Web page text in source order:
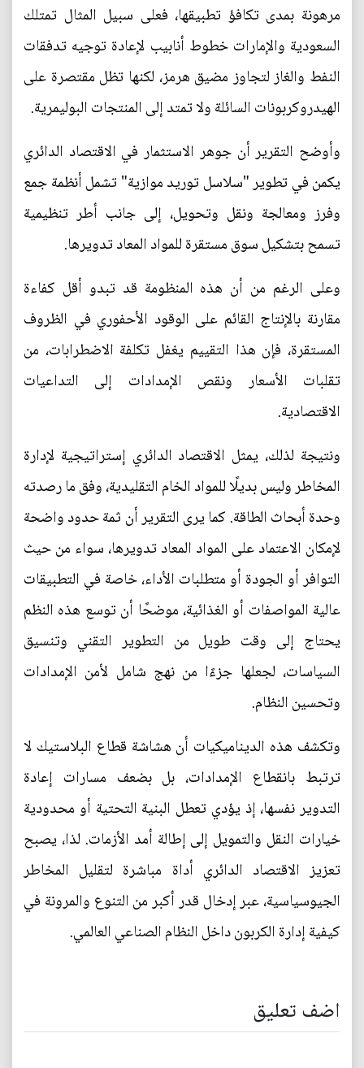
مرهونة بمدى تكافؤ تطبيقها، فعلى سبيل المثال تمتلك
السعودية والإمارات خطوط أنابيب لإعادة توجيه تدفقات
النفط والغاز لتجاوز مضيق هرمز، لكنها تظل مقتصرة على
الهيدروكربونات السائلة ولا تمتد إلى المنتجات البوليمرية.
وأوضح التقرير أن جوهر الاستثمار في الاقتصاد الدائري
يكمن في تطوير "سلاسل توريد موازية" تشمل أنظمة جمع
وفرز ومعالجة ونقل وتحويل، إلى جانب أطر تنظيمية
تسمح بتشكيل سوق مستقرة للمواد المعاد تدويرها.
وعلى الرغم من أن هذه المنظومة قد تبدو أقل كفاءة
مقارنة بالإنتاج القائم على الوقود الأحفوري في الظروف
المستقرة، فإن هذا التقييم يغفل تكلفة الاضطرابات، من
تقلبات الأسعار ونقص الإمدادات إلى التداعيات
الاقتصادية.
ونتيجة لذلك، يمثل الاقتصاد الدائري إستراتيجية لإدارة
المخاطر وليس بديلًا للمواد الخام التقليدية، وفق ما رصدته
وحدة أبحاث الطاقة. كما يرى التقرير أن ثمة حدود واضحة
لإمكان الاعتماد على المواد المعاد تدويرها، سواء من حيث
التوافر أو الجودة أو متطلبات الأداء، خاصة في التطبيقات
عالية المواصفات أو الغذائية، موضحًا أن توسع هذه النظم
يحتاج إلى وقت طويل من التطوير التقني وتنسيق
السياسات، لجعلها جزءًا من نهج شامل لأمن الإمدادات
وتحسين النظام.
وتكشف هذه الديناميكيات أن هشاشة قطاع البلاستيك لا
ترتبط بانقطاع الإمدادات، بل بضعف مسارات إعادة
التدوير نفسها، إذ يؤدي تعطل البنية التحتية أو محدودية
خيارات النقل والتمويل إلى إطالة أمد الأزمات. لذا، يصبح
تعزيز الاقتصاد الدائري أداة مباشرة لتقليل المخاطر
الجيوسياسية، عبر إدخال قدر أكبر من التنوع والمرونة في
كيفية إدارة الكربون داخل النظام الصناعي العالمي.
اضف تعليق